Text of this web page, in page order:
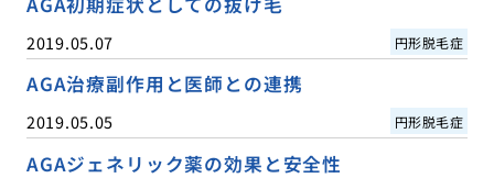
2019.05.07 円形脱毛症
AGA治療副作用と医師との連携
2019.05.05 円形脱毛症
AGAジェネリック薬の効果と安全性